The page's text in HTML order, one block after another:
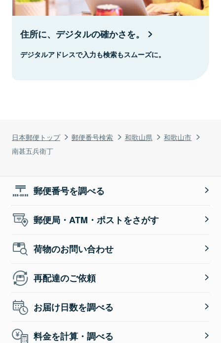
日本郵便トップ 郵便番号検索 和歌山県
和歌山市
南甚五兵衛丁
住所に、デジタルの確かさを。
デジタルアドレスで入力も検索もスムーズに。
郵便番号を調べる
郵便局・ATM・ポストをさがす
荷物のお問い合わせ
再配達のご依頼
お届け日数を調べる
料金を計算・調べる